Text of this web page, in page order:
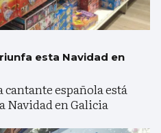
esta Navidad en
cantante española está
Navidad en Galicia